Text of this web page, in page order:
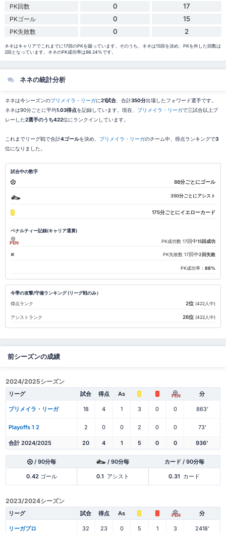
PK回数 0 17
PKゴール 0 15
PK失敗数 0 2
ネネはキャリアでこれまでに17回のPKを蹴っています。そのうち、ネネは15回を決め、PKを外した回数は
2回となっています。ネネのPK成功率は88.24%です。
ネネの統計分析
ネネは今シーズンのプリメイラ・リーガに21試合、合計350分出場したフォワード選手です。
ネネは90分ごとに平均1.03得点を記録しています。現在、 プリメイラ・リーガで三試合以上プ
レーした2選手のうち422位にランクインしています。
これまでリーグ戦で合計4ゴールを決め、 プリメイラ・リーガのチーム中、得点ランキングで3
位になりました。
試合中の数字
88分ごとにゴール
350分ごとにアシスト
175分ごとにイエローカード
ペナルティー記録(キャリア通算)
PEN PK成功数 17回中15回成功
PK失敗数 17回中2回失敗
PK成功率：88%
今季の攻撃/守備ランキング (リーグ戦のみ）
得点ランク
2位 (422人中)
アシストランク 26位 (422人中)
前シーズンの成績
2024/2025シーズン
リーグ 試合 得点 As PEN 分
プリメイラ・リーガ 18 4 1 3 0 0 863'
Playoffs 1 2 2 0 0 2 0 0 73'
合計 2024/2025 20 4 1 5 0 0 936'
/ 90分毎 / 90分毎 カード / 90分毎
0.42ゴール 0.1 アシスト 0.31 カード
2023/2024シーズン
リーグ 試合 得点 As PEN 分
リーガプロ 32 23 0 5 1 3 2418'